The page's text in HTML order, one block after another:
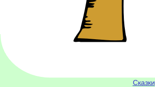
Сказки